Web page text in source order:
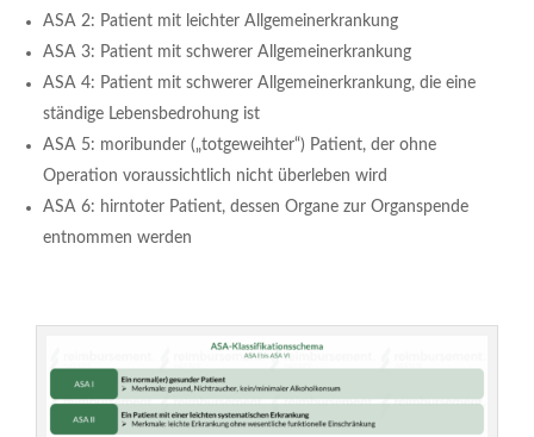
ASA 2: Patient mit leichter Allgemeinerkrankung
ASA 3: Patient mit schwerer Allgemeinerkrankung
ASA 4: Patient mit schwerer Allgemeinerkrankung, die eine
ständige Lebensbedrohung ist
ASA 5: moribunder („totgeweihter“) Patient, der ohne
Operation voraussichtlich nicht überleben wird
ASA 6: hirntoter Patient, dessen Organe zur Organspende
entnommen werden